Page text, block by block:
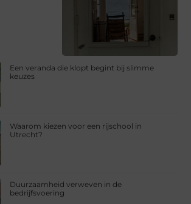
Een veranda die klopt begint bij slimme
keuzes
Waarom kiezen voor een rijschool in
Utrecht?
Duurzaamheid verweven in de
bedrijfsvoering